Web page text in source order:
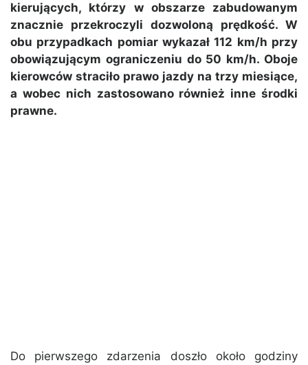
kierujących, którzy w obszarze zabudowanym
znacznie przekroczyli dozwoloną prędkość. W
obu przypadkach pomiar wykazał 112 km/h przy
obowiązującym ograniczeniu do 50 km/h. Oboje
kierowców straciło prawo jazdy na trzy miesiące,
a wobec nich zastosowano również inne środki
prawne.
Do pierwszego zdarzenia doszło około godziny